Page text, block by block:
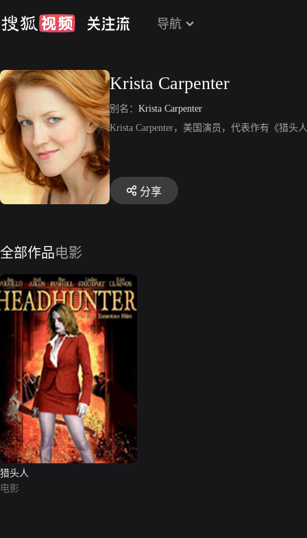
导航
Krista Carpenter
别名： Krista Carpenter
Krista Carpenter，美国演员，代表作有《猎头
分享
全部作品电影
猎头人
电影